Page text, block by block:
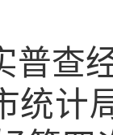
普查
统计